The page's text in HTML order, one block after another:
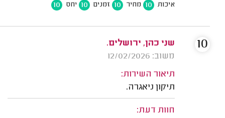
איכות 10 מחיר 10 זמנים 10 יחס 10
שני כהן, ירושלים.
משוב: 12/02/2026
תיאור השירות:
תיקון ניאגרה.
חוות דעת:
10